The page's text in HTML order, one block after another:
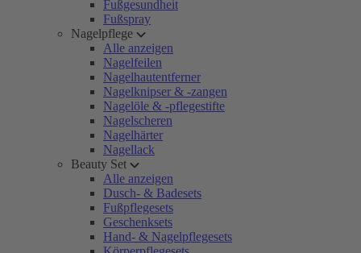
Fußgesundheit
Fußspray
Nagelpflege
Alle anzeigen
Nagelfeilen
Nagelhautentferner
Nagelknipser & -zangen
Nagelöle & -pflegestifte
Nagelscheren
Nagelhärter
Nagellack
Beauty Set
Alle anzeigen
Dusch- & Badesets
Fußpflegesets
Geschenksets
Hand- & Nagelpflegesets